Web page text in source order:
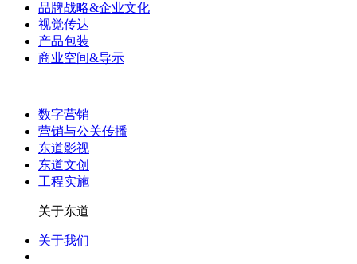
品牌战略&企业文化
视觉传达
产品包装
商业空间&导示
数字营销
营销与公关传播
东道影视
东道文创
工程实施
关于东道
关于我们